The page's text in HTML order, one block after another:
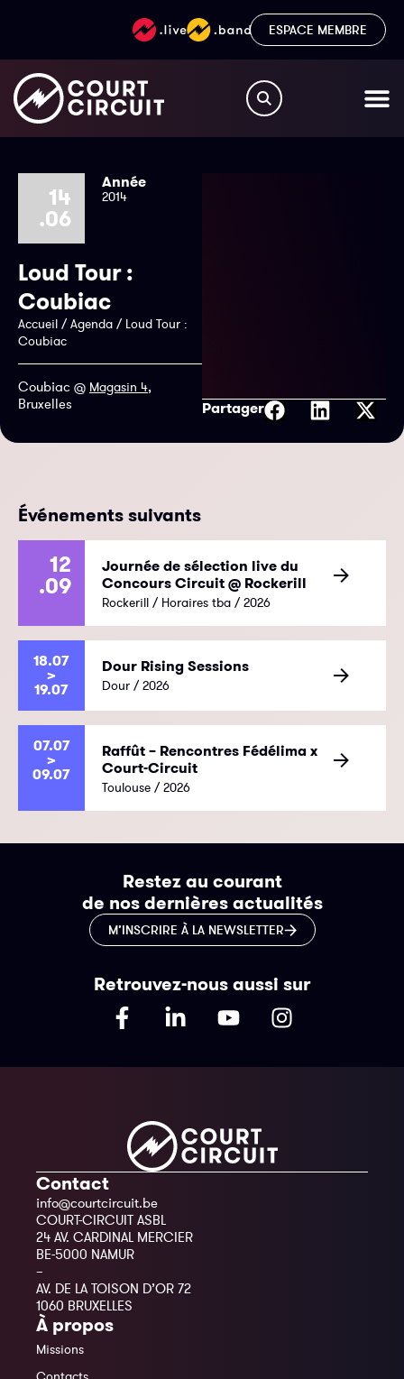
ESPACE MEMBRE
14
.06
Année
2014
Loud Tour :
Coubiac
Accueil /Agenda / Loud Tour :
Coubiac
Coubiac @ Magasin 4,
Bruxelles
Partager
Événements suivants
12
.09
Journée de sélection live du
Concours Circuit @ Rockerill
Rockerill / Horaires tba / 2026
18.07
>
19.07
Dour Rising Sessions
Dour / 2026
07.07
>
09.07
Raffût – Rencontres Fédélima x
Court-Circuit
Toulouse / 2026
Restez au courant
de nos dernières actualités
M’INSCRIRE À LA NEWSLETTER
Retrouvez-nous aussi sur
Contact
info@courtcircuit.be
COURT-CIRCUIT ASBL
24 AV. CARDINAL MERCIER
BE-5000 NAMUR
–
AV. DE LA TOISON D’OR 72
1060 BRUXELLES
À propos
Missions